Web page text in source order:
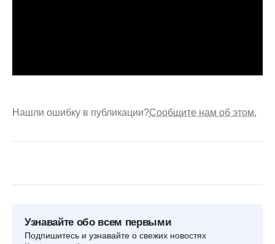
Нашли ошибку в публикации?Сообщите нам об этом.
Узнавайте обо всем первыми
Подпишитесь и узнавайте о свежих новостях